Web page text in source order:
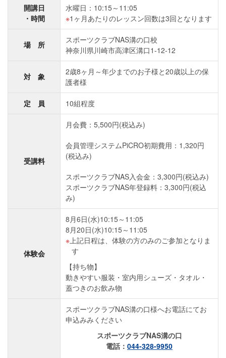
開講日
・時間
水曜日：10:15～11:05
1ヶ月あたりのレッスン回数は3回となります
場 所
スポーツクラブNAS溝の口校
神奈川県川崎市高津区溝口1-12-12
対 象
2歳8ヶ月～年少までのお子様と20歳以上の保
護者様
定 員 10組程度
受講料
月会費：5,500円(税込み)
会員管理システムPiCRO初期費用：1,320円
(税込み)
スポーツクラブNAS入会金：3,300円(税込み)
スポーツクラブNAS年登録料：3,300円(税込
み)
体験会
8月6日(水)10:15～11:05
8月20日(水)10:15～11:05
上記日程は、体験の方のみのご参加となりま
す
【持ち物】
動きやすい服装・室内用シューズ・タオル・
蓋つきのお飲み物
スポーツクラブNAS溝の口様へお電話にてお
申込みみください
スポーツクラブNAS溝の口
電話： 044‐328‐9950